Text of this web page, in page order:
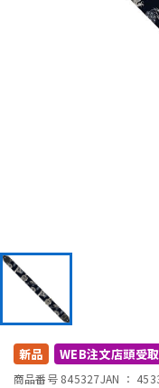
配信/ライブ機器
新品 WEB注文店頭受
商品番号 845327JAN ：